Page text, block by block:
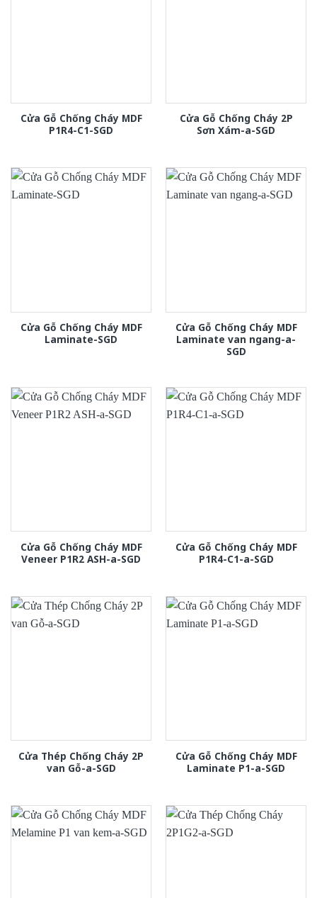
Cửa Gỗ Chống Cháy MDF
P1R4-C1-SGD
Cửa Gỗ Chống Cháy 2P
Sơn Xám-a-SGD
Cửa Gỗ Chống Cháy MDF
Laminate-SGD
Cửa Gỗ Chống Cháy MDF
Laminate van ngang-a-
SGD
Cửa Gỗ Chống Cháy MDF
Veneer P1R2 ASH-a-SGD
Cửa Gỗ Chống Cháy MDF
P1R4-C1-a-SGD
Cửa Thép Chống Cháy 2P
van Gỗ-a-SGD
Cửa Gỗ Chống Cháy MDF
Laminate P1-a-SGD